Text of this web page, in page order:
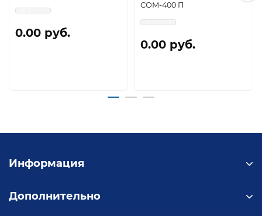
0.00 руб.
СОМ-400 П
0.00 руб.
Информация
Дополнительно